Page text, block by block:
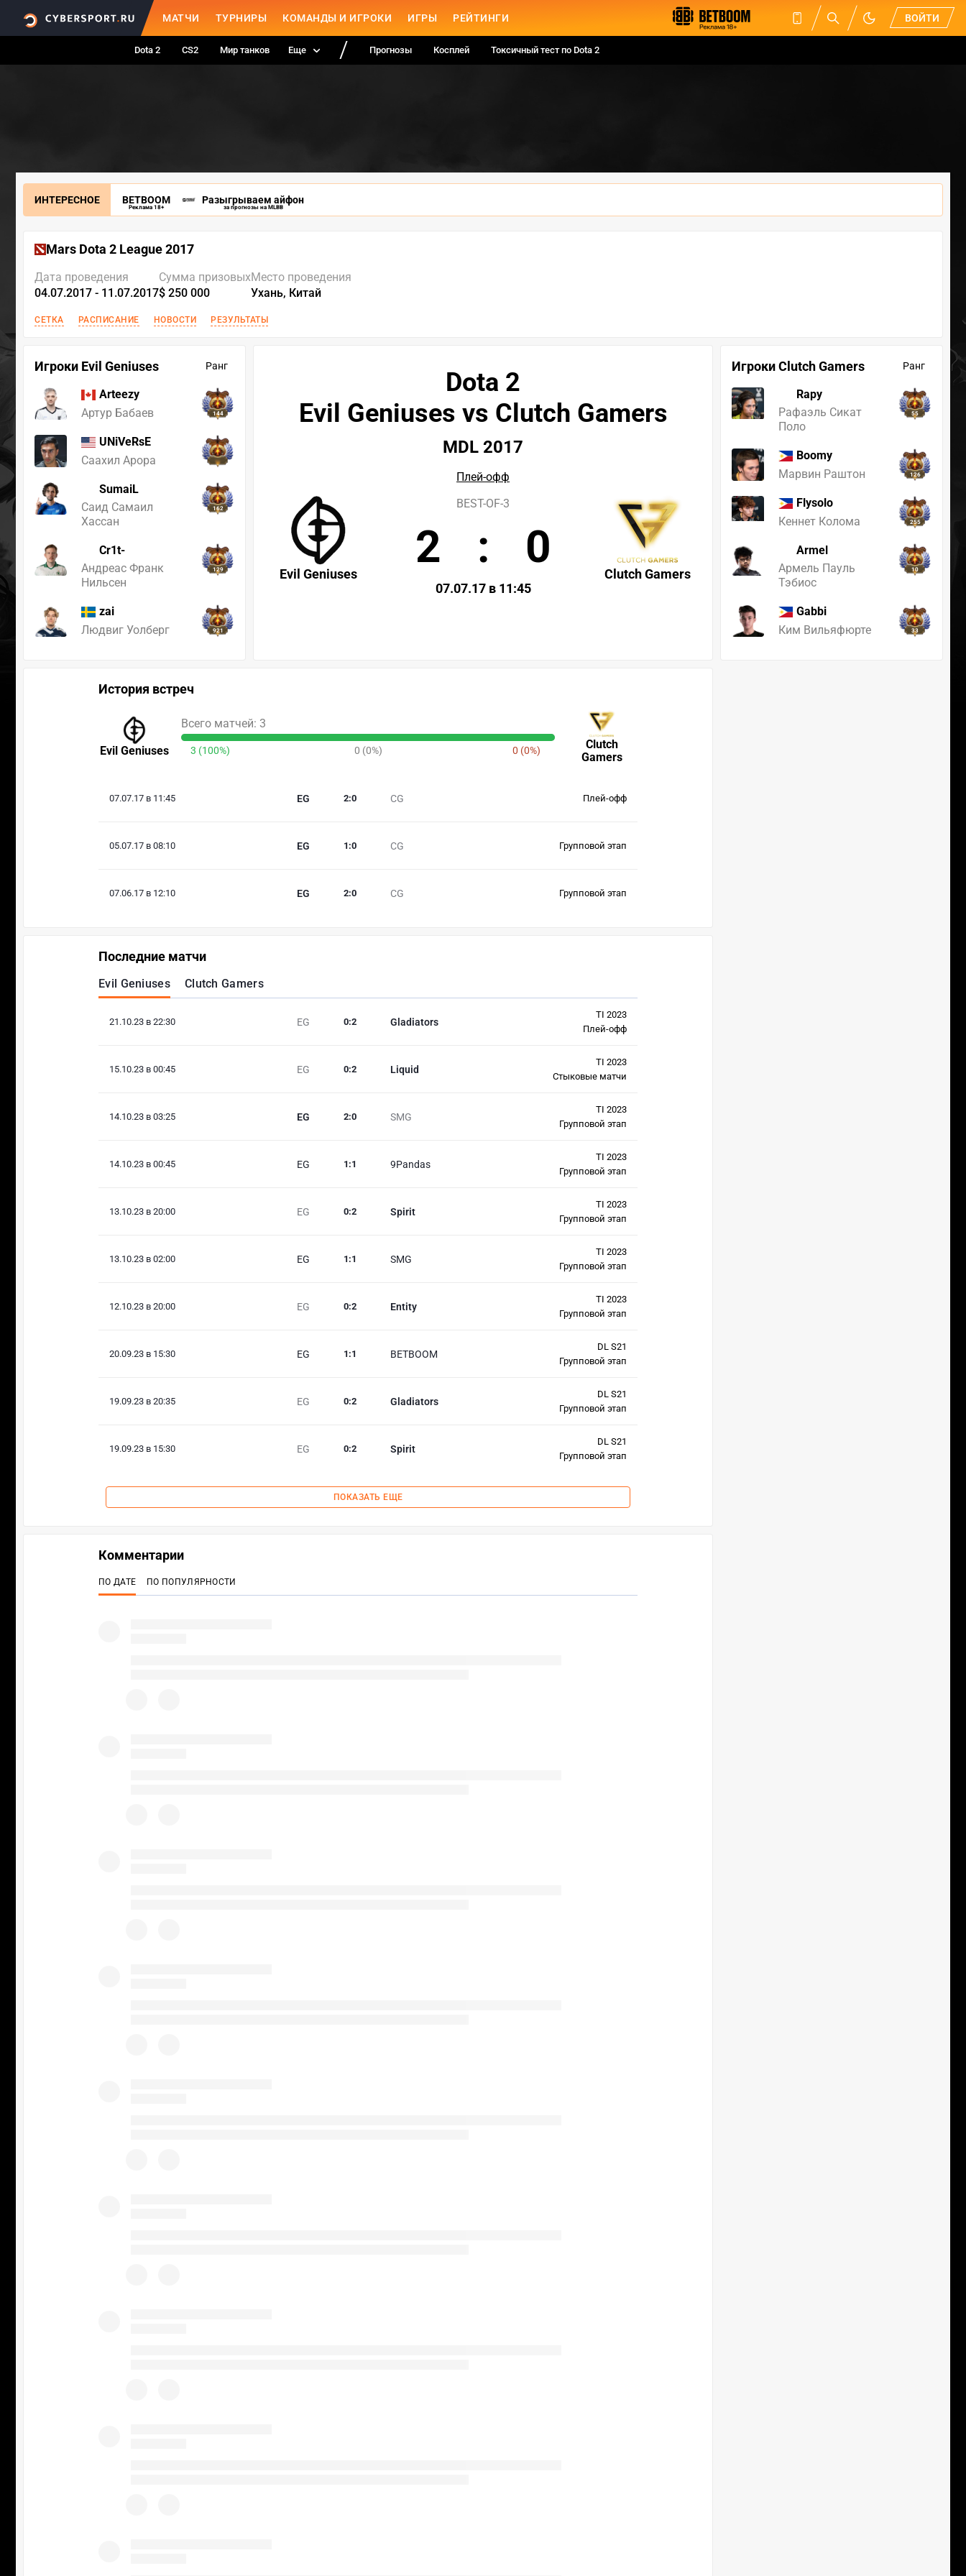
МАТЧИ ТУРНИРЫ КОМАНДЫ И ИГРОКИ ИГРЫ РЕЙТИНГИ ВОЙТИ
Dota 2 CS2 Мир танков Еще Прогнозы Косплей Токсичный тест по Dota 2
ИНТЕРЕСНОЕ BETBOOM
Реклама 18+
Разыгрываем айфон
за прогнозы на MLBB
Mars Dota 2 League 2017
Дата проведения
04.07.2017 - 11.07.2017
Сумма призовых
$ 250 000
Место проведения
Ухань, Китай
СЕТКА РАСПИСАНИЕ НОВОСТИ РЕЗУЛЬТАТЫ
Игроки Evil Geniuses Ранг
Arteezy
Артур Бабаев
144
UNiVeRsE
Саахил Арора
SumaiL
Саид Самаил
Хассан
162
Cr1t-
Андреас Франк
Нильсен
129
zai
Людвиг Уолберг
921
Игроки Clutch Gamers Ранг
Rapy
Рафаэль Сикат
Поло
55
Boomy
Марвин Раштон
126
Flysolo
Кеннет Колома
255
Armel
Армель Пауль
Тэбиос
10
Gabbi
Ким Вильяфюрте
33
Dota 2
Evil Geniuses vs Clutch Gamers
MDL 2017
Плей-офф
Evil Geniuses Clutch Gamers
BEST-OF-3
2 : 0
07.07.17 в 11:45
История встреч
Evil Geniuses
Clutch
Gamers
Всего матчей: 3
3 (100%) 0 (0%) 0 (0%)
07.07.17 в 11:45 EG CG
2:0 Плей-офф
05.07.17 в 08:10 EG CG
1 :0 Групповой этап
07.06.17 в 12:10 EG CG
2:0 Групповой этап
Последние матчи
Evil Geniuses Clutch Gamers
21.10.23 в 22:30 EG Gladiators
0:2
TI 2023
Плей-офф
15.10.23 в 00:45 EG Liquid
0:2
TI 2023
Стыковые матчи
14.10.23 в 03:25 EG SMG
2:0
TI 2023
Групповой этап
14.10.23 в 00:45 EG 9Pandas
1 :1
TI 2023
Групповой этап
13.10.23 в 20:00 EG Spirit
0:2
TI 2023
Групповой этап
13.10.23 в 02:00 EG SMG
1 :1
TI 2023
Групповой этап
12.10.23 в 20:00 EG Entity
0:2
TI 2023
Групповой этап
20.09.23 в 15:30 EG BETBOOM
1 :1
DL S21
Групповой этап
19.09.23 в 20:35 EG Gladiators
0:2
DL S21
Групповой этап
19.09.23 в 15:30 EG Spirit
0:2
DL S21
Групповой этап
ПОКАЗАТЬ ЕЩЕ
Комментарии
ПО ДАТЕ ПО ПОПУЛЯРНОСТИ